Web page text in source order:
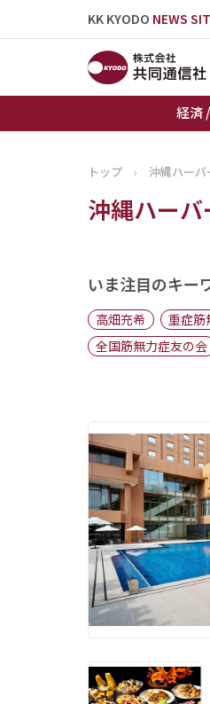
KK KYODO NEWS
経済
トッ
お知
トップ › 沖縄ハーバ
沖縄ハー
いま注目のキー
高畑充希 重症筋
全国筋無力症友の会